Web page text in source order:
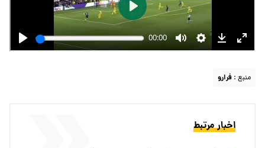
منبع : فرارو
اخبار مرتبط